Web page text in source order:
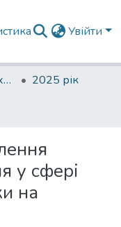
Увійти
Матеріали наукових заходів
2025 рік
у сфері
на